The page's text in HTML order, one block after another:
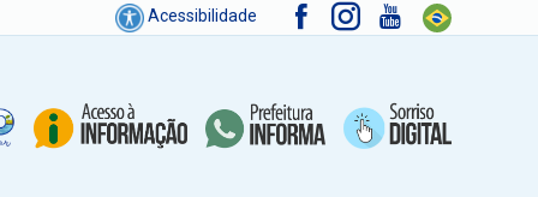
Acessibilidade